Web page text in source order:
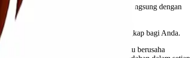
Tangerang untuk berkonsultasi langsung dengan
melakukan pemesanan.
dan memberikan panduan lengkap bagi Anda.
terjangkau, cepat, dan aman. Kami selalu berusaha